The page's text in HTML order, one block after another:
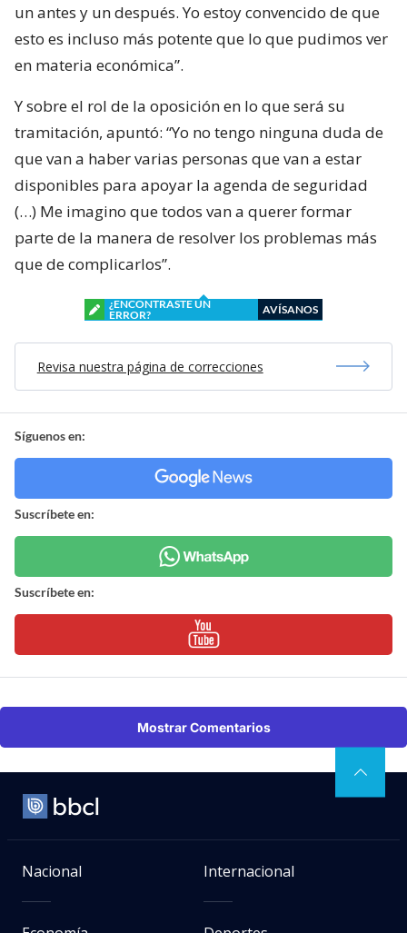
un antes y un después. Yo estoy convencido de que
esto es incluso más potente que lo que pudimos ver
en materia económica”.
Y sobre el rol de la oposición en lo que será su
tramitación, apuntó: “Yo no tengo ninguna duda de
que van a haber varias personas que van a estar
disponibles para apoyar la agenda de seguridad
(…) Me imagino que todos van a querer formar
parte de la manera de resolver los problemas más
que de complicarlos”.
¿ENCONTRASTE UN
ERROR?
AVÍSANOS
Revisa nuestra página de correcciones
Síguenos en:
Suscríbete en:
Suscríbete en:
Mostrar Comentarios
Nacional Internacional